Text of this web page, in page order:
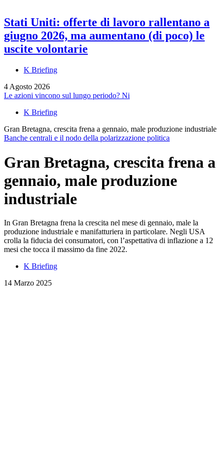
Stati Uniti: offerte di lavoro rallentano a
giugno 2026, ma aumentano (di poco) le
uscite volontarie
K Briefing
4 Agosto 2026
Le azioni vincono sul lungo periodo? Ni
K Briefing
Gran Bretagna, crescita frena a gennaio, male produzione industriale
Banche centrali e il nodo della polarizzazione politica
Gran Bretagna, crescita frena a
gennaio, male produzione
industriale
In Gran Bretagna frena la crescita nel mese di gennaio, male la
produzione industriale e manifatturiera in particolare. Negli USA
crolla la fiducia dei consumatori, con l’aspettativa di inflazione a 12
mesi che tocca il massimo da fine 2022.
K Briefing
14 Marzo 2025